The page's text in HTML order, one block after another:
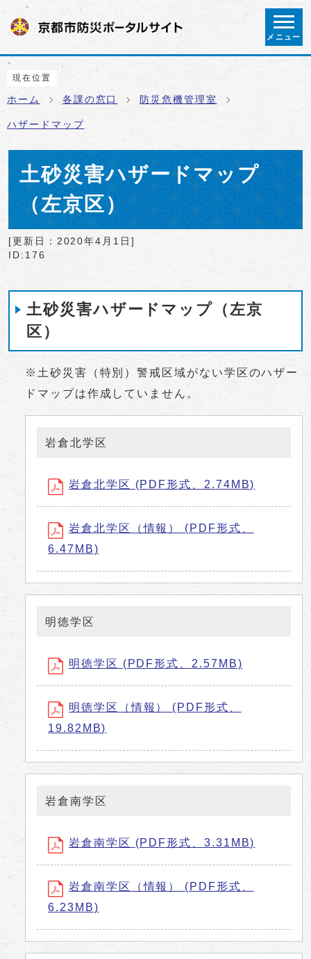
ページの先頭です
メニュー
ここから本文です
現在位置
ホーム 各課の窓口 防災危機管理室
ハザードマップ
土砂災害ハザードマップ
（左京区）
[更新日： 2020年4月1日 ]
ID:176
土砂災害ハザードマップ（左京
区）
※土砂災害（特別）警戒区域がない学区のハザー
ドマップは作成していません。
岩倉北学区
岩倉北学区 (PDF形式、2.74MB)
岩倉北学区（情報） (PDF形式、
6.47MB)
明徳学区
明徳学区 (PDF形式、2.57MB)
明徳学区（情報） (PDF形式、
19.82MB)
岩倉南学区
岩倉南学区 (PDF形式、3.31MB)
岩倉南学区（情報） (PDF形式、
6.23MB)